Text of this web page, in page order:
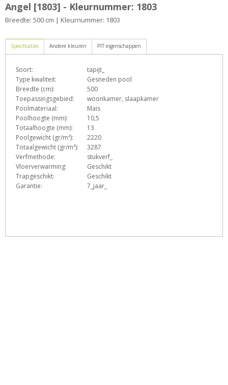
Angel [1803] - Kleurnummer: 1803
Breedte: 500 cm | Kleurnummer: 1803
Specificaties
Soort:
tapijt_
Type kwaliteit:
Gesneden pool
Breedte (cm):
500
Toepassingsgebied:
woonkamer, slaapkamer
Poolmateriaal:
Mais
Poolhoogte (mm):
10,5
Totaalhoogte (mm):
13
Poolgewicht (gr/m²):
2220
Totaalgewicht (gr/m²):
3287
Verfmethode:
stukverf_
Vloerverwarming:
Geschikt
Trapgeschikt:
Geschikt
Garantie:
7_jaar_
Andere kleuren PIT eigenschappen
D ehL
sTZ